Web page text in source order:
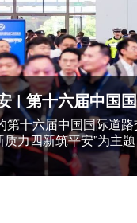
月底，全国机动车保
亿人。新注册登记
册登记机动车1581